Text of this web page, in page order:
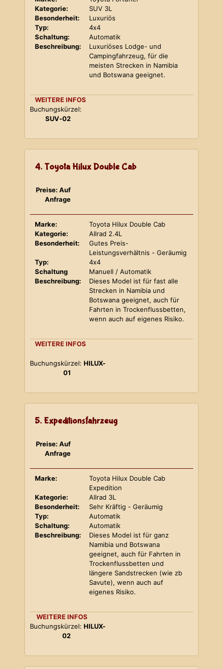
Kategorie:
SUV 3L
Besonderheit:
Luxuriös
Typ:
4x4
Schaltung:
Automatik
Beschreibung:
Luxuriöses Lodge- und
Campingfahrzeug, für die
meisten Strecken in Namibia
und Botswana geeignet.
WEITERE INFOS
Buchungskürzel:
SUV-02
4. Toyota Hilux Double Cab
Preise: Auf
Anfrage
Marke:
Toyota Hilux Double Cab
Kategorie:
Allrad 2.4L
Besonderheit:
Gutes Preis-
Leistungsverhältnis - Geräumig
Typ:
4x4
Schaltung
Manuell / Automatik
Beschreibung:
Dieses Model ist für fast alle
Strecken in Namibia und
Botswana geeignet, auch für
Fahrten in Trockenflussbetten,
wenn auch auf eigenes Risiko.
WEITERE INFOS
Buchungskürzel: HILUX-
01
5. Expeditionsfahrzeug
Preise: Auf
Anfrage
Marke:
Toyota Hilux Double Cab
Expedition
Kategorie:
Allrad 3L
Besonderheit:
Sehr Kräftig - Geräumig
Typ:
Automatik
Schaltung:
Automatik
Beschreibung:
Dieses Model ist für ganz
Namibia und Botswana
geeignet, auch für Fahrten in
Trockenflussbetten und
längere Sandstrecken (wie zb
Savute), wenn auch auf
eigenes Risiko.
WEITERE INFOS
Buchungskürzel: HILUX-
02